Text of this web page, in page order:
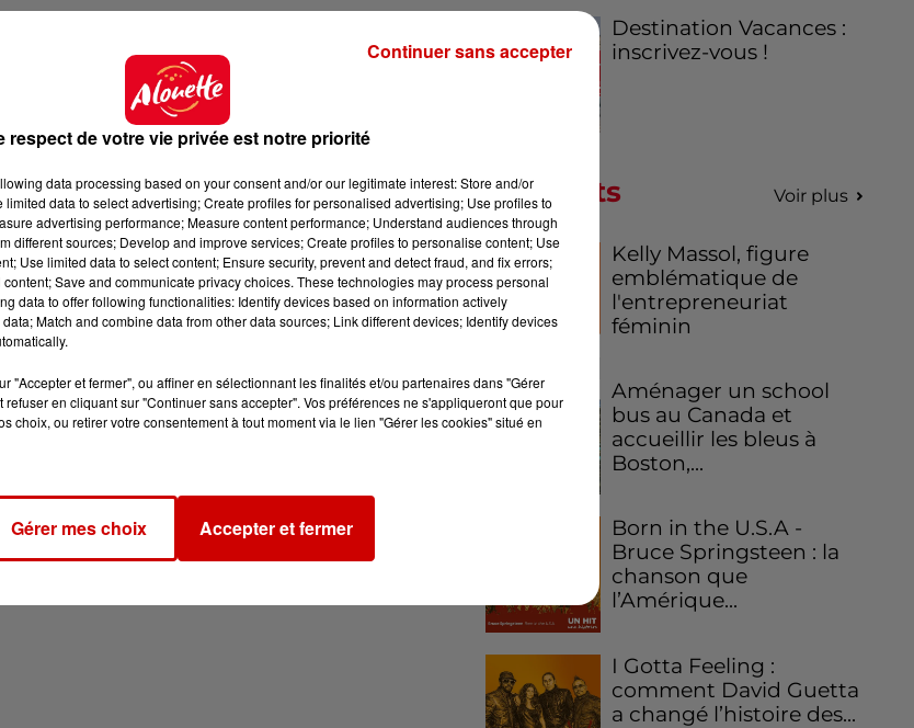
Destination Vacances :
inscrivez-vous !
Podcasts Voir plus
Kelly Massol, figure
emblématique de
l'entrepreneuriat
féminin
Aménager un school
bus au Canada et
accueillir les bleus à
Boston,...
Born in the U.S.A -
Bruce Springsteen : la
chanson que
l’Amérique...
I Gotta Feeling :
comment David Guetta
a changé l’histoire des...
respect de votre vie privée est notre priorité
data processing based on your consent and/or our legitimate interest: Store and/or
data to select advertising; Create profiles for personalised advertising; Use profiles to
advertising performance; Measure content performance; Understand audiences through
different sources; Develop and improve services; Create profiles to personalise content; Use
Use limited data to select content; Ensure security, prevent and detect fraud, and fix errors;
Save and communicate privacy choices. These technologies may process personal
data to offer following functionalities: Identify devices based on information actively
Match and combine data from other data sources; Link different devices; Identify devices
"Accepter et fermer", ou affiner en sélectionnant les finalités et/ou partenaires dans "Gérer
en cliquant sur "Continuer sans accepter". Vos préférences ne s'appliqueront que pour
choix, ou retirer votre consentement à tout moment via le lien "Gérer les cookies" situé en
Gérer mes choix Accepter et fermer
Continuer sans accepter